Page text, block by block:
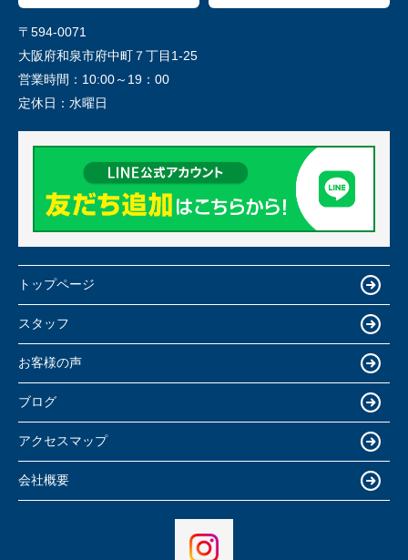
〒594-0071
大阪府和泉市府中町７丁目1-25
営業時間： 10:00～19：00
定休日： 水曜日
トップページ
スタッフ
お客様の声
ブログ
アクセスマップ
会社概要